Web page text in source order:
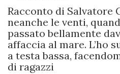
Racconto di Salvatore
neanche le venti,
passato bellamente
affaccia al mare. L’ho
a testa bassa,
di ragazzi